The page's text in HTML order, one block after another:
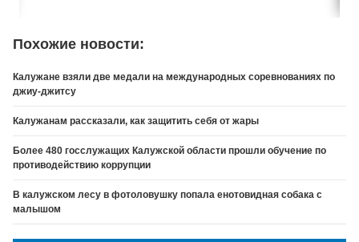
Похожие новости:
Калужане взяли две медали на международных соревнованиях по
джиу-джитсу
Калужанам рассказали, как защитить себя от жары
Более 480 госслужащих Калужской области прошли обучение по
противодействию коррупции
В калужском лесу в фотоловушку попала енотовидная собака с
малышом